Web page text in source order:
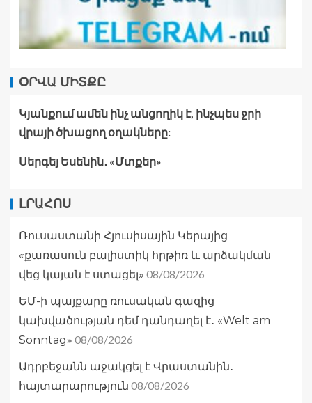
ՕՐՎԱ ՄԻՏՔԸ
Կյանքում ամեն ինչ անցողիկ է, ինչպես ջրի
վրայի ծխացող օղակները:
Սերգեյ Եսենին․ «Մտքեր»
ԼՐԱՀՈՍ
Ռուսաստանի Հյուսիսային Կերայից
«քառասուն բալիստիկ հրթիռ և արձակման
վեց կայան է ստացել» 08/08/2026
ԵՄ-ի պայքարը ռուսական գազից
կախվածության դեմ դանդաղել է․ «Welt am
Sonntag» 08/08/2026
Ադրբեջանն աջակցել է Վրաստանին․
հայտարարություն 08/08/2026